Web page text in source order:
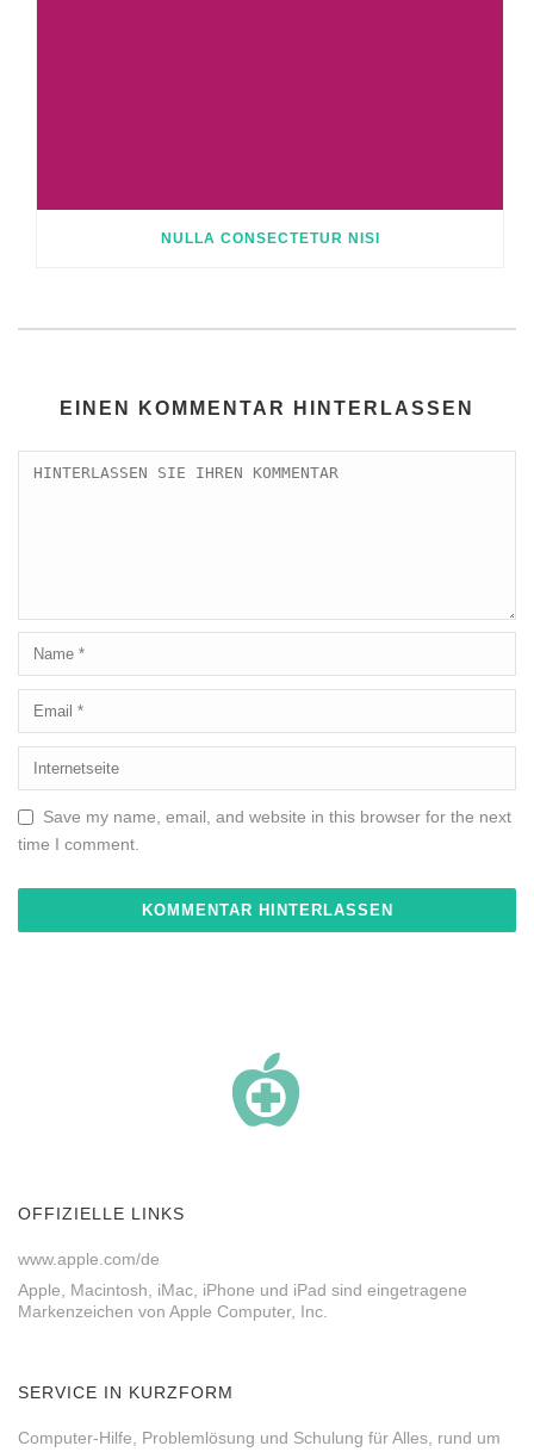
NULLA CONSECTETUR NISI
EINEN KOMMENTAR HINTERLASSEN
Save my name, email, and website in this browser for the next
time I comment.
OFFIZIELLE LINKS
www.apple.com/de
Apple, Macintosh, iMac, iPhone und iPad sind eingetragene
Markenzeichen von Apple Computer, Inc.
SERVICE IN KURZFORM
Computer-Hilfe, Problemlösung und Schulung für Alles, rund um